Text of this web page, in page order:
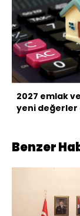
2027 emlak
yeni değerler
Benzer